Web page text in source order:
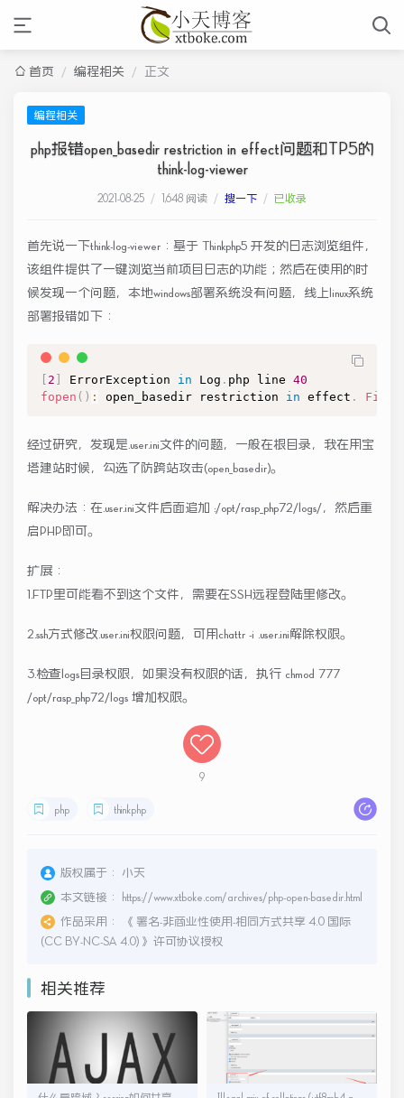
首页 / 编程相关 / 正文
编程相关
php报错open_basedir restriction in effect问题和TP5的
think-log-viewer
2021-08-25 / 1,648 阅读 / 搜一下 / 已收录
首先说一下think-log-viewer：基于 Thinkphp5 开发的日志浏览组件，
该组件提供了一键浏览当前项目日志的功能；然后在使用的时
候发现一个问题，本地windows部署系统没有问题，线上linux系统
部署报错如下：
2 ErrorException in Log . php line 40
fopen ( ) : open_basedir restriction in effect . File
经过研究，发现是.user.ini文件的问题，一般在根目录，我在用宝
塔建站时候，勾选了防跨站攻击(open_basedir)。
解决办法：在.user.ini文件后面追加 :/opt/rasp_php72/logs/，然后重
启PHP即可。
扩展：
1.FTP里可能看不到这个文件，需要在SSH远程登陆里修改。
2.ssh方式修改.user.ini权限问题，可用chattr -i .user.ini解除权限。
3.检查logs目录权限，如果没有权限的话，执行 chmod 777
/opt/rasp_php72/logs 增加权限。
9
php thinkphp
版权属于：
小天
本文链接：
https://www.xtboke.com/archives/php-open-basedir.html
作品采用：
《 署名-非商业性使用-相同方式共享 4.0 国际
(CC BY-NC-SA 4.0) 》许可协议授权
相关推荐